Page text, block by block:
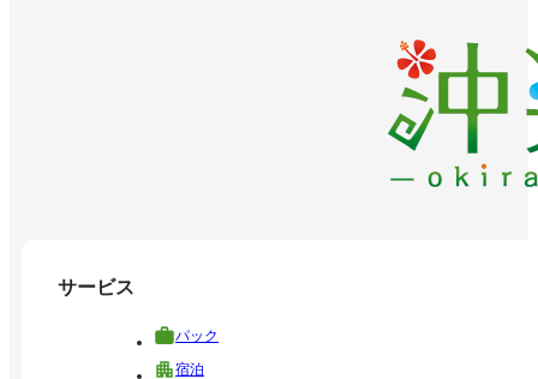
サービス
パック
宿泊